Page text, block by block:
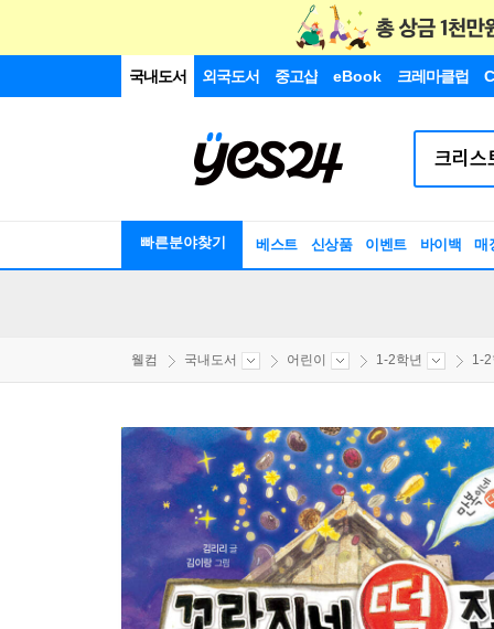
국내도서 외국도서 중고샵 eBook 크레마클럽
빠른분야찾기 베스트 신상품 이벤트 바이백 매
웰컴 국내도서 어린이 1-2학년 1-